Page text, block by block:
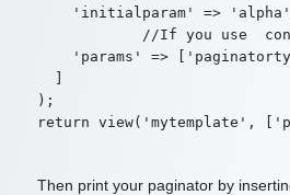
'initialparam' =>
//If you use
'params' =>
);
Then print your paginator by